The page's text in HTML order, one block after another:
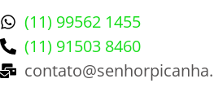
(11) 99562 1455
(11) 91503 8460